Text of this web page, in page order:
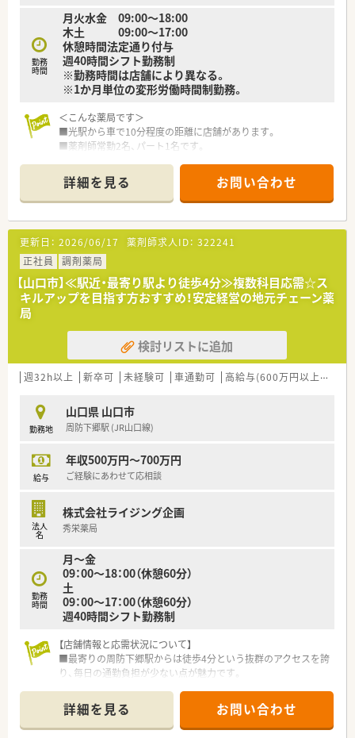
■外来患者様への調剤、監査、服薬指導を中心に、OTC医薬品の
販売など薬剤師業務を全般的に担当いただきます。
■電子天秤一体型鑑査システムやmusubiを活用し、正確かつ効
率的な薬学的管理を日々実践していただきます。
■将来的には健康フェアの開催や在宅業務への参画など、地域住
民の健康維持を支援する活動にも携わることが可能です。
勤務
時間
月火水金 09:00～18:00
木土 09:00～17:00
休憩時間法定通り付与
週40時間シフト勤務制
※勤務時間は店舗により異なる。
※1か月単位の変形労働時間制勤務。
＜こんな薬局です＞
■光駅から車で10分程度の距離に店舗があります。
■薬剤師常勤2名、パート1名です。
＜業務内容＞
■近隣の医院より内科、小児科、皮膚科をメインに処方応需して
います。
■処方箋枚数は約40枚/日です。
＜研修制度＞
■基本は配属店舗での OJT研修です。必要に応じて職種別・階層
別の研修に参加して頂きます。
■未経験者やブランクの長い方については各種勉強会や集合研
修にご参加頂いておりますのでご安心ください。
＜法人特徴＞
■東証プライム上場スズケングループの地場大手チェーン薬局
です。
■1982年の創業以来、人々が笑顔になれる薬局を目指して地域
法人です。
■全ての患者様が同等かつ上質な医療を受けることができるよ
う、笑顔をキーワードに患者様の為に何ができるかを常に考え、
■しっかりと基盤を固め、まずは保険薬局として患者さんに寄り
添って服薬指導を行う「かかりつけ薬局」になること。その上で
病院や介護施設などと連携を強化することで地域包括ケアにつ
ながっていく事に重きを置いています。
拠点として情報の発信や健康イベント開催などの取り組みを行
っています。
■無菌調剤対応薬局の設置や関連会社の介護サービス事業を展
開するサンキ・ウエルビィ（株）との連携、そして中国地方最大級
の店舗網を生かし、地域の皆さまが安心して暮らせる街づくりを
＜こんな方にもおすすめ＞
■キャリアアップを目指す方、自身のスキルを磨きたい方
■福利厚生・教育体制が整っている会社で働きたい方
詳細を見る お問い合わせ
更新日： 2026/06/17 薬剤師求人ID： 322241
正社員
調剤薬局
【山口市】≪駅近・最寄り駅より徒歩4分≫複数科目応需☆ス
キルアップを目指す方おすすめ！安定経営の地元チェーン薬
局
検討リストに追加
週32h以上 新卒可 未経験可 車通勤可 高給与(600万円以上)
勤務地
山口県 山口市
周防下郷駅 (JR山口線)
給与
年収500万円～700万円
ご経験にあわせて応相談
法人
名
株式会社ライジング企画
秀栄薬局
勤務
時間
月～金
09：00～18：00（休憩60分）
土
09：00～17：00（休憩60分）
週40時間シフト勤務制
【店舗情報と応需状況について】
■最寄りの周防下郷駅からは徒歩4分という抜群のアクセスを誇
り、毎日の通勤負担が少ない点が魅力です。
処方箋を1日平均50枚応需します。
■薬剤師は常勤2名体制で、互いに協力しながら落ち着いて業務
に取り組める環境です。
詳細を見る お問い合わせ